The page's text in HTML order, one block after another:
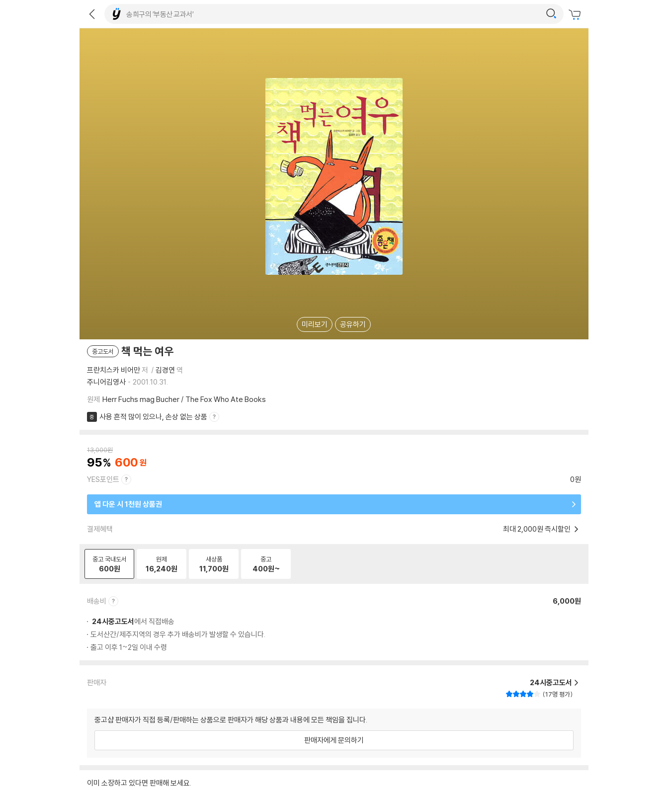
미리보기 공유하기
중고도서 책 먹는 여우
프란치스카 비어만저 김경연 역
주니어김영사
2001.10.31.
원제 Herr Fuchs mag Bucher / The Fox Who Ate Books
중 사용 흔적 많이 있으나, 손상 없는 상품
13,000원
95 600
YES포인트 0원
앱 다운 시 1천원 상품권
결제혜택 최대 2,000원 즉시할인
중고 국내도서
600원
원제
16,240원
새상품
11,700원
중고
400원~
배송비 6,000원
24시중고도서에서 직접배송
도서산간/제주지역의 경우 추가 배송비가 발생할 수 있습니다.
출고 이후 1~2일 이내 수령
판매자 24시중고도서
17명 평가
중고샵 판매자가 직접 등록/판매하는 상품으로 판매자가 해당 상품과 내용에 모든 책임을 집니다.
판매자에게 문의하기
이미 소장하고 있다면 판매해 보세요.